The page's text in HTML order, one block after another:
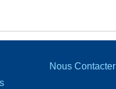
Nous Contacter